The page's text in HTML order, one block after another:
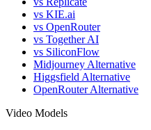
vs KIE.ai
vs OpenRouter
vs Together AI
vs SiliconFlow
Midjourney Alternative
Higgsfield Alternative
OpenRouter Alternative
Video Models